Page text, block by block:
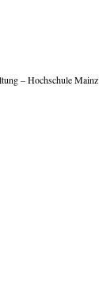
– Hochschule Mainz